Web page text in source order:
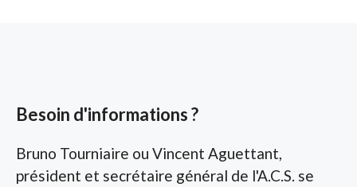
Besoin d'informations ?
Bruno Tourniaire ou Vincent Aguettant,
président et secrétaire général de l'A.C.S. se